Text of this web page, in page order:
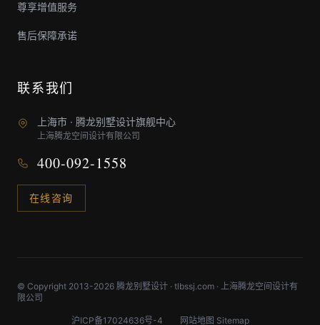
尊享增值服务
售后保障承诺
联系我们
上海市 · 腾龙别墅设计旗舰中心
上海腾龙空间设计有限公司
400-092-1558
在线咨询
© Copyright 2013-2026 腾龙别墅设计 · tlbssj.com · 上海腾龙空间设计有
限公司
沪ICP备17024636号-4 网站地图 Sitemap